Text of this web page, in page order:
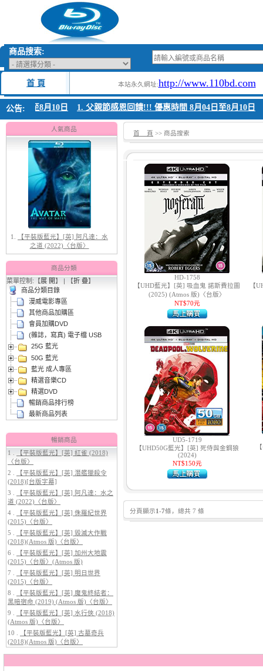
商品搜索:
首 頁 本站永久網址:http://www.110bd.com
公告:
04日至8月10日 1. 父親節感恩回饋!!! 優惠時間 8月04日至8月10日
人氣商品
【平裝版藍光】[英] 阿凡達：水
之道 (2022)〈台版〉
2.【平裝版藍光】[英] 阿凡達3：火
與燼 (2025)(Atmos 版)〈台版〉
3.【平裝版藍光】[英] 太空超人
(2026)[台版字幕]
4.【平裝版藍光】[英] 穿著PRADA
5.【平裝版藍光】[英] 巔峰獵殺
(2026)
商品分類
菜單控制:【展 開】 | 【折 疊】
商品分類目錄
漫威電影專區
其他商品加購區
會員加購DVD
(雜誌，寫真) 電子檔 USB
25G 藍光
50G 藍光
藍光 成人專區
精選音樂CD
精選DVD
暢銷商品排行榜
最新商品列表
暢銷商品
1 .
【平裝版藍光】[英] 紅雀 (2018)
〈台版〉
2 .
【平裝版藍光】[英] 潛艦獵殺令
(2018)[台版字幕]
3 .
【平裝版藍光】[英] 阿凡達：水之
道 (2022)〈台版〉
4 .
【平裝版藍光】[英] 侏羅紀世界
(2015)〈台版〉
5 .
【平裝版藍光】[英] 毀滅大作戰
(2018)(Atmos 版)〈台版〉
6 .
【平裝版藍光】[英] 加州大地震
(2015)〈台版〉(Atmos 版)
7 .
【平裝版藍光】[英] 明日世界
(2015)〈台版〉
8 .
【平裝版藍光】[英] 魔鬼終結者：
黑暗宿命 (2019) (Atmos 版)〈台版〉
9 .
【平裝版藍光】[英] 水行俠 (2018)
(Atmos 版)〈台版〉
10 .
【平裝版藍光】[英] 古墓奇兵
(2018)(Atmos 版)〈台版〉
首 頁 >> 商品搜索
HD-1758
【UHD藍光】[英] 吸血鬼 諾斯費拉圖
(2025) (Atmos 版)〈台版〉
NT$70元
【
UD5-1719
【UHD50G藍光】[英] 死侍與金鋼狼
(2024)
NT$150元
分頁顯示1 -7條，總共 7 條